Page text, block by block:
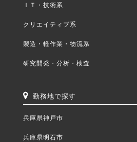
ＩＴ・技術系
クリエイティブ系
製造・軽作業・物流系
研究開発・分析・検査
勤務地で探す
兵庫県神戸市
兵庫県明石市